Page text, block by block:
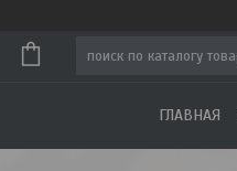
ГЛАВНАЯ